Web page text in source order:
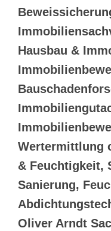
Hausbau &
Wertermittlung
& Feuchtigkeit,
Sanierung,
Oliver Arndt